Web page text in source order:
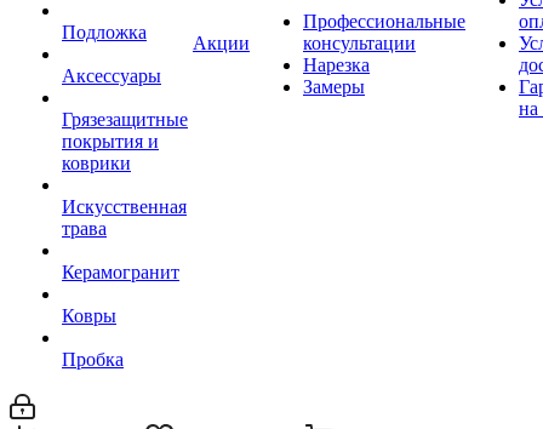
Подложка
Аксессуары
Грязезащитные
покрытия и
коврики
Искусственная
трава
Керамогранит
Ковры
Пробка
Акции
Профессиональные
консультации
Нарезка
Замеры
на